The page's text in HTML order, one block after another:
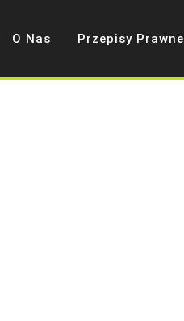
O Nas Przepisy Prawne